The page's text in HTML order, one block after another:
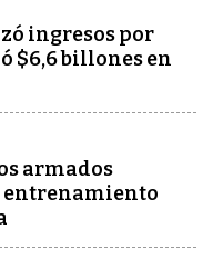
ingresos por
$6,6 billones en
armados
entrenamiento